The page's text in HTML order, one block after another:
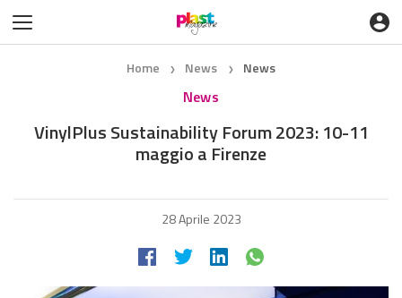
Home ❯ News ❯ News
News
VinylPlus Sustainability Forum 2023: 10-11
maggio a Firenze
28 Aprile 2023